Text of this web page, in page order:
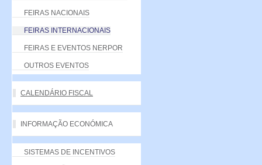
FEIRAS NACIONAIS
FEIRAS INTERNACIONAIS
FEIRAS E EVENTOS NERPOR
OUTROS EVENTOS
CALENDÁRIO FISCAL
INFORMAÇÃO ECONÓMICA
SISTEMAS DE INCENTIVOS